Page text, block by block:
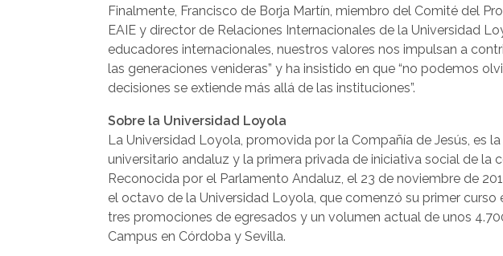
Finalmente, Francisco de Borja Martín, miembro del Comité del
EAIE y director de Relaciones Internacionales de la Universidad
educadores internacionales, nuestros valores nos impulsan a
las generaciones venideras” y ha insistido en que “no podemos
decisiones se extiende más allá de las instituciones”.
Sobre la Universidad Loyola
La Universidad Loyola, promovida por la Compañía de Jesús, es
universitario andaluz y la primera privada de iniciativa social de la
Reconocida por el Parlamento Andaluz, el 23 de noviembre de
el octavo de la Universidad Loyola, que comenzó su primer curso
tres promociones de egresados y un volumen actual de unos
Campus en Córdoba y Sevilla.